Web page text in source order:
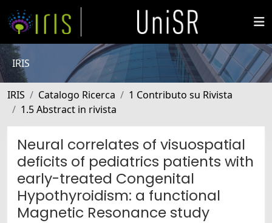
IRIS
IRIS Catalogo Ricerca
1 Contributo su Rivista
1.5 Abstract in rivista
Neural correlates of visuospatial
deficits of pediatrics patients with
early-treated Congenital
Hypothyroidism: a functional
Magnetic Resonance study